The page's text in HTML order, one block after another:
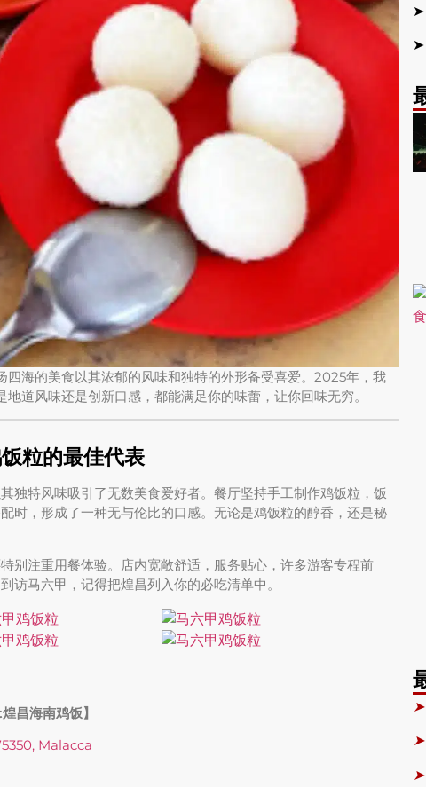
海的美食以其浓郁的风味和独特的外形备受喜爱。2025年，我
道风味还是创新口感，都能满足你的味蕾，让你回味无穷。
粒的最佳代表
独特风味吸引了无数美食爱好者。餐厅坚持手工制作鸡饭粒，饭
时，形成了一种无与伦比的口感。无论是鸡饭粒的醇香，还是秘
别注重用餐体验。店内宽敞舒适，服务贴心，许多游客专程前
访马六甲，记得把煌昌列入你的必吃清单中。
海南鸡饭】
Malacca
➤
➤
➤